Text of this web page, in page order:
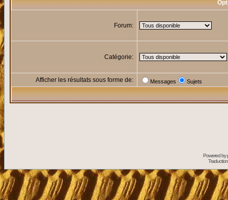
Forum:
Catégorie:
Afficher les résultats sous forme de: Messages Sujets
Powered by